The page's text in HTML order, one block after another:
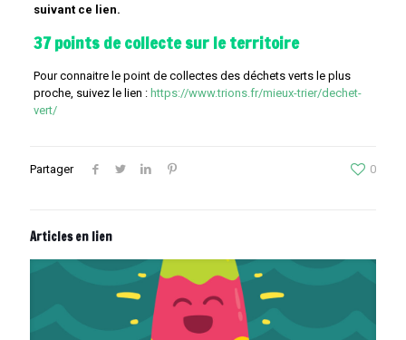
suivant ce lien.
37 points de collecte sur le territoire
Pour connaitre le point de collectes des déchets verts le plus
proche, suivez le lien : https://www.trions.fr/mieux-trier/dechet-
vert/
Partager 0
Articles en lien